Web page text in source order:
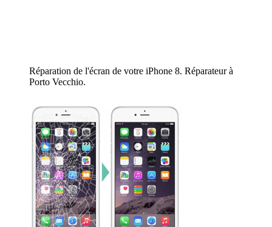
Réparation de l'écran de votre iPhone 8. Réparateur à
Porto Vecchio.